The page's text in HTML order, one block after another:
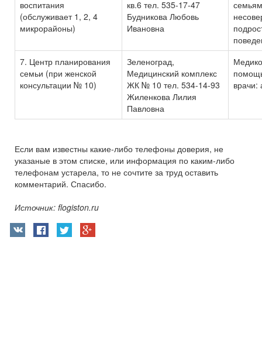
воспитания
(обслуживает 1, 2, 4
микрорайоны)
кв.6 тел. 535-17-47
Будникова Любовь
Ивановна
7. Центр планирования
семьи (при женской
консультации № 10)
Зеленоград,
Медицинский комплекс
ЖК № 10 тел. 534-14-93
Жиленкова Лилия
Павловна
врачи:
Если вам известны какие-либо телефоны доверия, не
указаные в этом списке, или информация по каким-либо
телефонам устарела, то не сочтите за труд оставить
комментарий. Спасибо.
Источник: flogiston.ru